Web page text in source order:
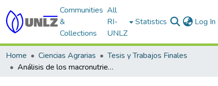
Communities
&
Collections
All
RI-
UNLZ
Statistics Log In
Home Ciencias Agrarias
Tesis y Trabajos Finales
Análisis de los macronutrientes sintetizados por los granos de maíz con valor mejorado desarrollados para la industria alimentaria